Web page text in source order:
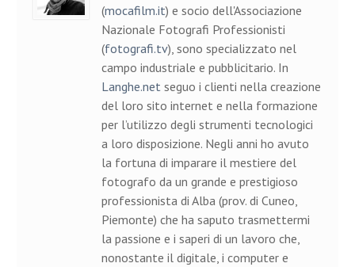
(mocafilm.it) e socio dell'Associazione
Nazionale Fotografi Professionisti
(fotografi.tv), sono specializzato nel
campo industriale e pubblicitario. In
Langhe.net seguo i clienti nella creazione
del loro sito internet e nella formazione
per l’utilizzo degli strumenti tecnologici
a loro disposizione. Negli anni ho avuto
la fortuna di imparare il mestiere del
fotografo da un grande e prestigioso
professionista di Alba (prov. di Cuneo,
Piemonte) che ha saputo trasmettermi
la passione e i saperi di un lavoro che,
nonostante il digitale, i computer e